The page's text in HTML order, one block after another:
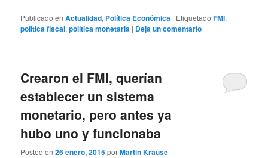
Publicado en Actualidad, Política Económica | Etiquetado FMI,
política fiscal,política monetaria | Deja un comentario
Crearon el FMI, querían
establecer un sistema
monetario, pero antes ya
hubo uno y funcionaba
Posted on26 enero, 2015porMartin Krause